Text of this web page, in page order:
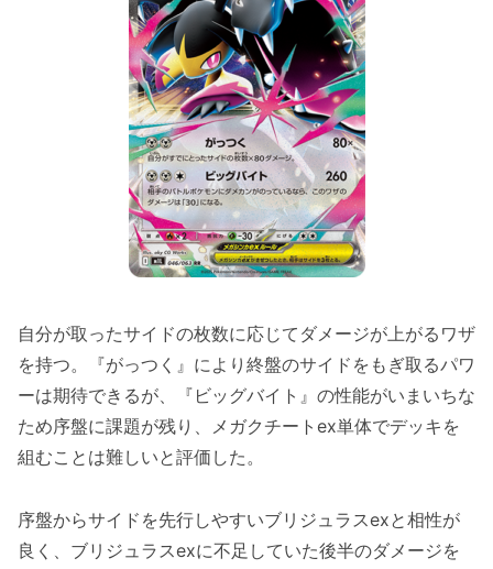
自分が取ったサイドの枚数に応じてダメージが上がるワザ
を持つ。『がっつく』により終盤のサイドをもぎ取るパワ
ーは期待できるが、『ビッグバイト』の性能がいまいちな
ため序盤に課題が残り、メガクチートex単体でデッキを
組むことは難しいと評価した。
序盤からサイドを先行しやすいブリジュラスexと相性が
良く、ブリジュラスexに不足していた後半のダメージを